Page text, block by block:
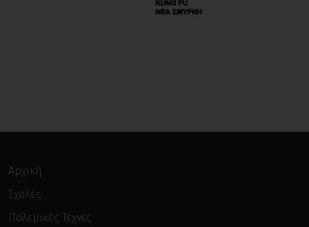
Αρχική
Σχολές
Πολεμικές Τέχνες